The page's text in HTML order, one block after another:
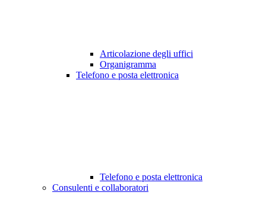
Articolazione degli uffici
Organigramma
Telefono e posta elettronica
Telefono e posta elettronica
Consulenti e collaboratori